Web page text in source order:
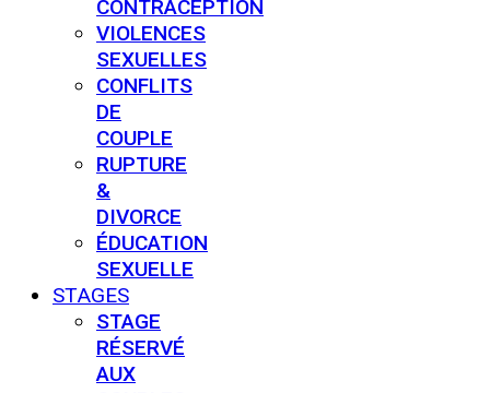
CONTRACEPTION
VIOLENCES
SEXUELLES
CONFLITS
DE
COUPLE
RUPTURE
&
DIVORCE
ÉDUCATION
SEXUELLE
STAGES
STAGE
RÉSERVÉ
AUX